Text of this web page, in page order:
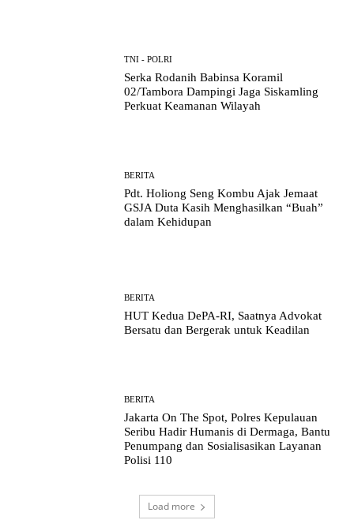
TNI - POLRI
Serka Rodanih Babinsa Koramil
02/Tambora Dampingi Jaga Siskamling
Perkuat Keamanan Wilayah
BERITA
Pdt. Holiong Seng Kombu Ajak Jemaat
GSJA Duta Kasih Menghasilkan “Buah”
dalam Kehidupan
BERITA
HUT Kedua DePA-RI, Saatnya Advokat
Bersatu dan Bergerak untuk Keadilan
BERITA
Jakarta On The Spot, Polres Kepulauan
Seribu Hadir Humanis di Dermaga, Bantu
Penumpang dan Sosialisasikan Layanan
Polisi 110
Load more